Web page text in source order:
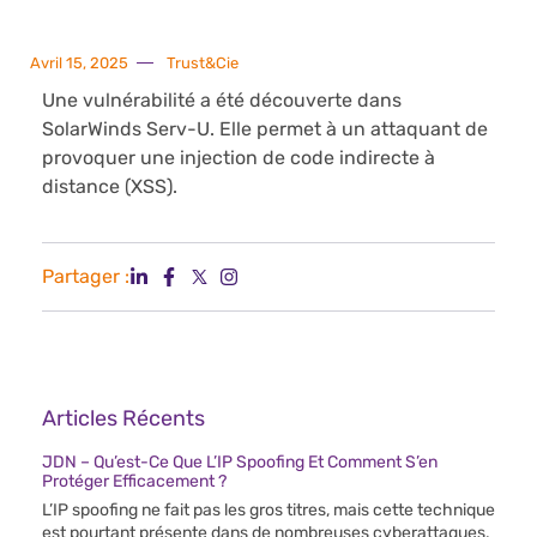
Avril 15, 2025 Trust&Cie
Une vulnérabilité a été découverte dans
SolarWinds Serv-U. Elle permet à un attaquant de
provoquer une injection de code indirecte à
distance (XSS).
Partager :
Articles Récents
JDN – Qu’est-Ce Que L’IP Spoofing Et Comment S’en
Protéger Efficacement ?
L’IP spoofing ne fait pas les gros titres, mais cette technique